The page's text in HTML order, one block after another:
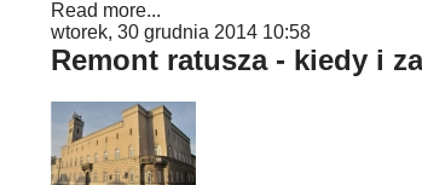
Read more...
wtorek, 30 grudnia 2014 10:58
Remont ratusza - kiedy i